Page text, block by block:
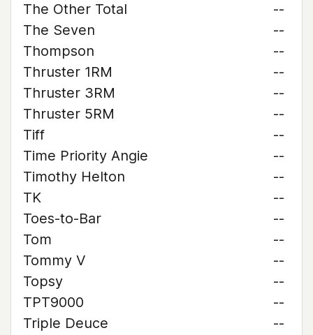
The Other Total
--
The Seven
--
Thompson
--
Thruster 1RM
--
Thruster 3RM
--
Thruster 5RM
--
Tiff
--
Time Priority Angie
--
Timothy Helton
--
TK
--
Toes-to-Bar
--
Tom
--
Tommy V
--
Topsy
--
TPT9000
--
Triple Deuce
--